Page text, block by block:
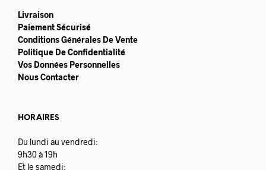
Livraison
Paiement Sécurisé
Conditions Générales De Vente
Politique De Confidentialité
Vos Données Personnelles
Nous Contacter
HORAIRES
Du lundi au vendredi:
9h30 à 19h
Et le samedi: